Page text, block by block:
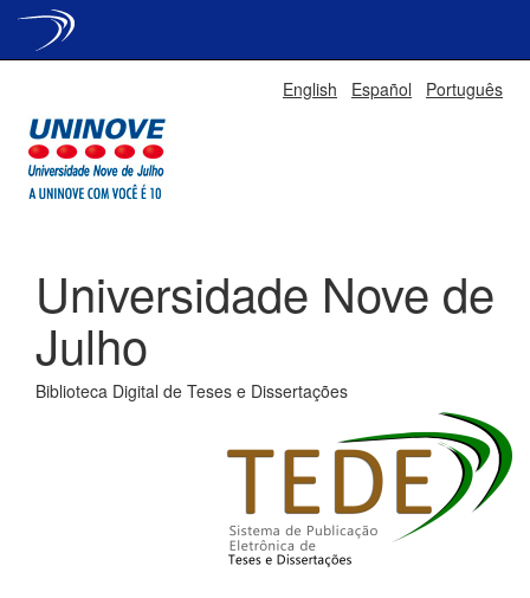
English Español Português
Universidade Nove de
Julho
Biblioteca Digital de Teses e Dissertações